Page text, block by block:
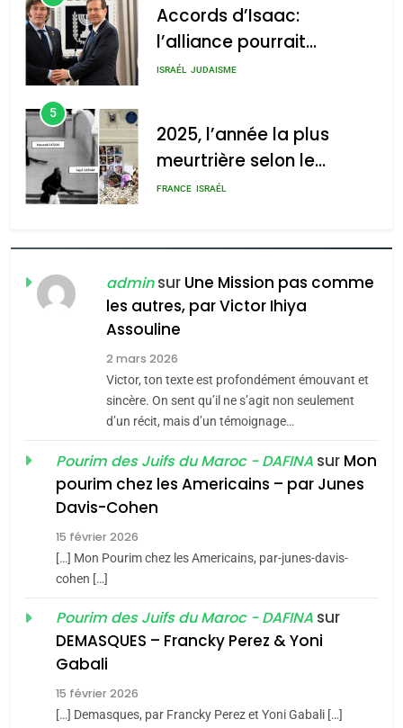
2025, l’année la plus
meurtrière selon le rapport
d’ADL contre
l’antisémitisme
admin 0
2025, l’année la plus
meurtrière selon le
rapport d’ADL contre
FRANCE ISRAÉL
6
FIÈRE, DIGNE ET RÉSILIENTE :
POURQUOI JE REVENDIQUE
MA JUDAÏTE par Thérèse
ISRAÉL JUDAISME
CE QUI NOUS MANQUE –
Jacques Hadida
JUDAISME
Maroc : Les amandes de
Tafraout, le miel de Tadla
Azilal consacrés produits
du terroir
DAFINA MAROC
Oeil ravageur – Vanessa
De Loya Stauber
«Tu dis génocide, je dis
guerre»: La nouvelle
adminsur Une Mission pas comme
les autres, par Victor Ihiya
Assouline
2 mars 2026
Victor, ton texte est profondément émouvant et
sincère. On sent qu’il ne s’agit non seulement
d’un récit, mais d’un témoignage…
Pourim des Juifs du Maroc - DAFINA sur Mon
pourim chez les Americains – par Junes
Davis-Cohen
15 février 2026
[…] Mon Pourim chez les Americains, par-junes-davis-
cohen […]
Pourim des Juifs du Maroc - DAFINA sur
DEMASQUES – Francky Perez & Yoni
Gabali
15 février 2026
[…] Demasques, par Francky Perez et Yoni Gabali […]
2025, l’année la plus
d’ADL contre
l’antisémitisme
FRANCE ISRAÉL
POURQUOI JE REVENDIQUE